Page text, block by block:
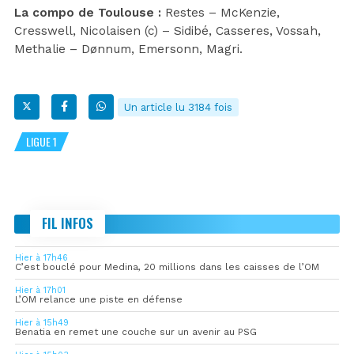
La compo de Toulouse : Restes – McKenzie,
Cresswell, Nicolaisen (c) – Sidibé, Casseres, Vossah,
Methalie – Dønnum, Emersonn, Magri.
Un article lu 3184 fois
LIGUE 1
FIL INFOS
Hier à 17h46
C’est bouclé pour Medina, 20 millions dans les caisses de l’OM
Hier à 17h01
L’OM relance une piste en défense
Hier à 15h49
Benatia en remet une couche sur un avenir au PSG